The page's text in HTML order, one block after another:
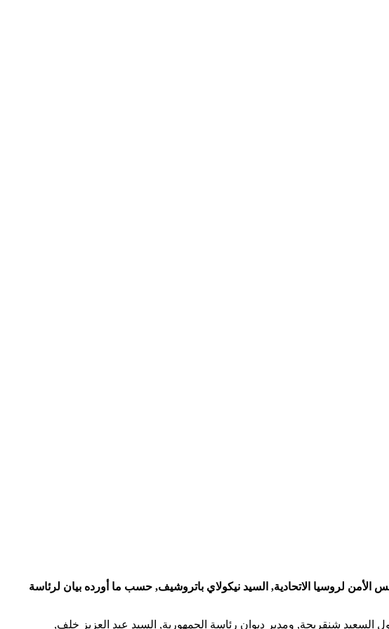
الأمن لروسيا الاتحادية, السيد نيكولاي باتروشيف, حسب ما أورده بيان لرئاسة
شنقريحة, ومدير ديوان رئاسة الجمهورية, السيد عبد العزيز خلف,